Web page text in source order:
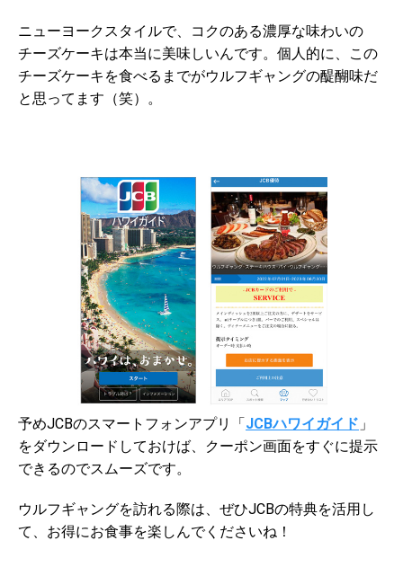
ニューヨークスタイルで、コクのある濃厚な味わいの
チーズケーキは本当に美味しいんです。個人的に、この
チーズケーキを食べるまでがウルフギャングの醍醐味だ
と思ってます（笑）。
予めJCBのスマートフォンアプリ「JCBハワイガイド 」
をダウンロードしておけば、クーポン画面をすぐに提示
できるのでスムーズです。
ウルフギャングを訪れる際は、ぜひJCBの特典を活用し
て、お得にお食事を楽しんでくださいね！